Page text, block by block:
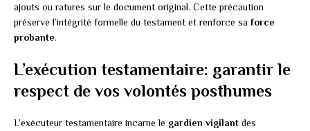
ajouts ou ratures sur le document original. Cette précaution
préserve l’intégrité formelle du testament et renforce sa force
probante.
L’exécution testamentaire: garantir le
respect de vos volontés posthumes
L’exécuteur testamentaire incarne le gardien vigilant des